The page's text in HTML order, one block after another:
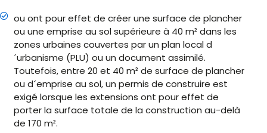
ou ont pour effet de créer une surface de plancher
ou une emprise au sol supérieure à 40 m² dans les
zones urbaines couvertes par un plan local d
´urbanisme (PLU) ou un document assimilé.
Toutefois, entre 20 et 40 m² de surface de plancher
ou d´emprise au sol, un permis de construire est
exigé lorsque les extensions ont pour effet de
porter la surface totale de la construction au-delà
de 170 m².